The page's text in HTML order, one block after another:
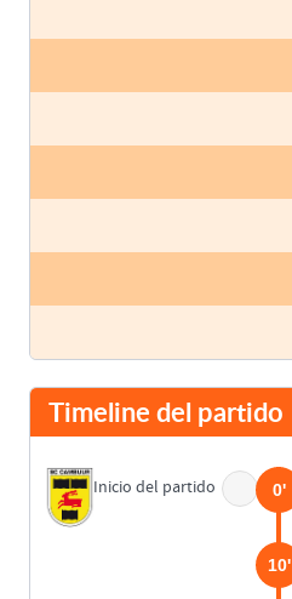
Timeline del partido
Inicio del partido 0'
10'